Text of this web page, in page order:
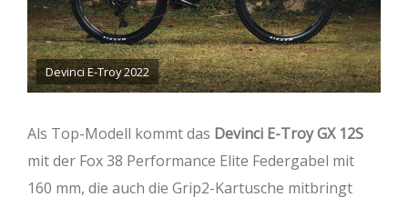
Devinci E-Troy 2022
Als Top-Modell kommt das Devinci E-Troy GX 12S
mit der Fox 38 Performance Elite Federgabel mit
160 mm, die auch die Grip2-Kartusche mitbringt